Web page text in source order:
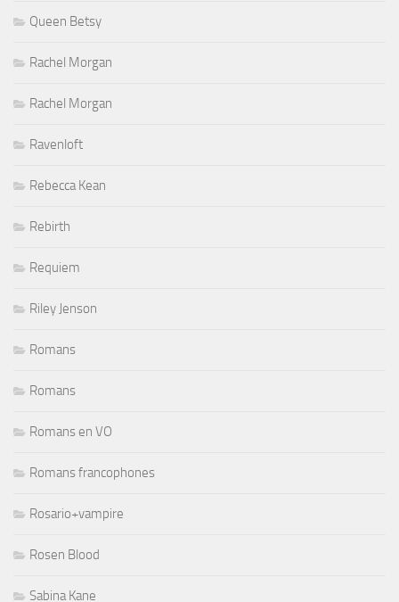
Queen Betsy
Rachel Morgan
Rachel Morgan
Ravenloft
Rebecca Kean
Rebirth
Requiem
Riley Jenson
Romans
Romans
Romans en VO
Romans francophones
Rosario+vampire
Rosen Blood
Sabina Kane